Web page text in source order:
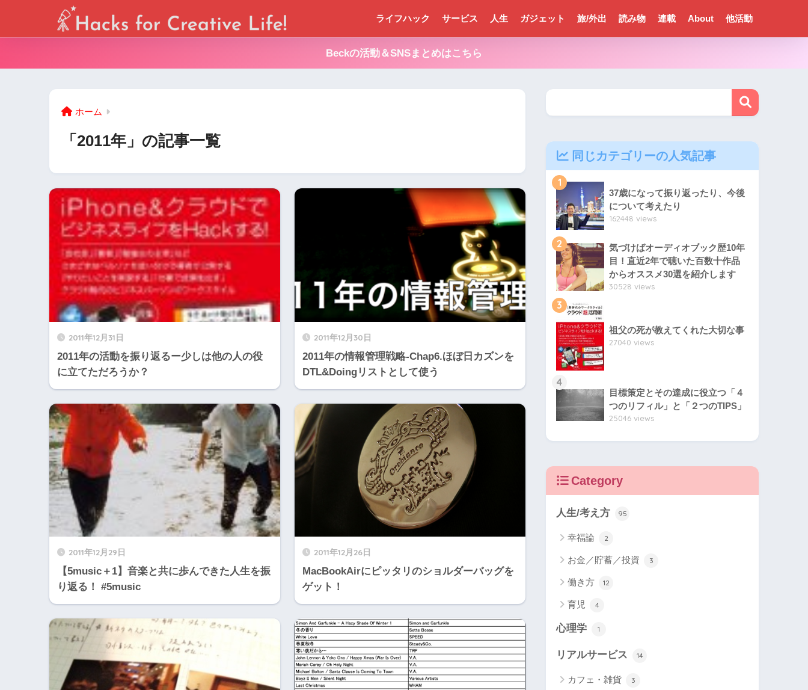
ライフハック サービス 人生 ガジェット 旅/外出 読み物 連載 About 他活動
Beckの活動＆SNSまとめはこちら
ホーム
「2011年」の記事一覧
2011年12月31日
2011年の活動を振り返るー少しは他の人の役
に立てただろうか？
2011年12月30日
2011年の情報管理戦略-Chap6.ほぼ日カズンを
DTL&Doingリストとして使う
2011年12月29日
【5music＋1】音楽と共に歩んできた人生を振
り返る！ #5music
2011年12月26日
MacBookAirにピッタリのショルダーバッグを
ゲット！
同じカテゴリーの人気記事
1
37歳になって振り返ったり、今後
について考えたり
162448 views
2
気づけばオーディオブック歴10年
目！直近2年で聴いた百数十作品
からオススメ30選を紹介します
30528 views
3
祖父の死が教えてくれた大切な事
27040 views
4
目標策定とその達成に役立つ「４
つのリフィル」と「２つのTIPS」
25046 views
Category
人生/考え方 95
幸福論 2
お金／貯蓄／投資 3
働き方 12
育児 4
心理学 1
リアルサービス 14
カフェ・雑貨 3